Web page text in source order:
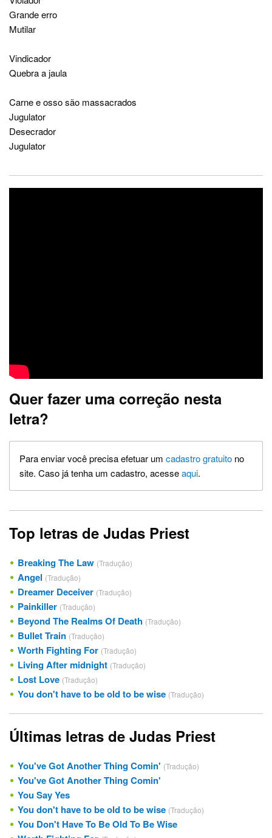
Grande erro
Mutilar
Vindicador
Quebra a jaula
Carne e osso são massacrados
Jugulator
Desecrador
Jugulator
Quer fazer uma correção nesta
letra?
Para enviar você precisa efetuar um cadastro gratuito no
site. Caso já tenha um cadastro, acesseaqui.
Top letras de Judas Priest
Breaking The Law (Tradução)
Angel (Tradução)
Dreamer Deceiver (Tradução)
Painkiller (Tradução)
Beyond The Realms Of Death (Tradução)
Bullet Train (Tradução)
Worth Fighting For (Tradução)
Living After midnight (Tradução)
Lost Love (Tradução)
You don't have to be old to be wise (Tradução)
Últimas letras de Judas Priest
You've Got Another Thing Comin' (Tradução)
You've Got Another Thing Comin'
You Say Yes
You don't have to be old to be wise (Tradução)
You Don't Have To Be Old To Be Wise